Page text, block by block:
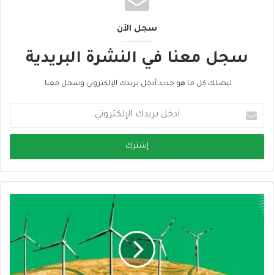
سجل الأن
سجل معنا في النشرة البريدية
ليصلك كل ما هو جديد أدخل بريدك الإلكتروني وسجل معنا.
خ
ب
ر
د
ك